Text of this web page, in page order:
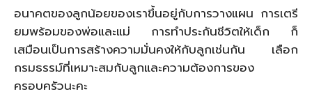
อนาคตของลูกน้อยของเราขึ้นอยู่กับการวางแผน การเตรี
ยมพร้อมของพ่อและแม่ การทำประกันชีวิตให้เด็ก ก็
เสมือนเป็นการสร้างความมั่นคงให้กับลูกเช่นกัน เลือก
กรมธรรม์ที่เหมาะสมกับลูกและความต้องการของ
ครอบครัวนะคะ